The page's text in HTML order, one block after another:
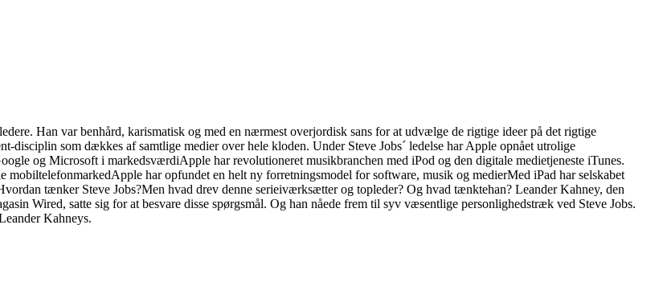
Han var benhård, karismatisk og med en nærmest overjordisk sans for at udvælge de rigtige ideer på det rigtige
disciplin som dækkes af samtlige medier over hele kloden. Under Steve Jobs´ ledelse har Apple opnået utrolige
og Microsoft i markedsværdiApple har revolutioneret musikbranchen med iPod og den digitale medietjeneste iTunes.
mobiltelefonmarkedApple har opfundet en helt ny forretningsmodel for software, musik og medierMed iPad har selskabet
tænker Steve Jobs?Men hvad drev denne serieiværksætter og topleder? Og hvad tænktehan? Leander Kahney, den
Wired, satte sig for at besvare disse spørgsmål. Og han nåede frem til syv væsentlige personlighedstræk ved Steve Jobs.
Kahneys.